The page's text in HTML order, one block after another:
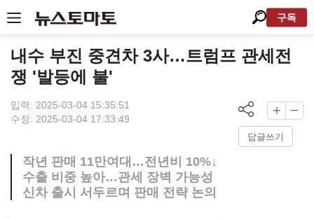
구독
내수 부진 중견차 3사…트럼프 관세전
쟁 '발등에 불'
입력: 2025-03-04 15:35:51
수정: 2025-03-04 17:33:49
답글쓰기
작년 판매 11만여대…전년비 10%↓
수출 비중 높아…관세 장벽 가능성
신차 출시 서두르며 판매 전략 논의